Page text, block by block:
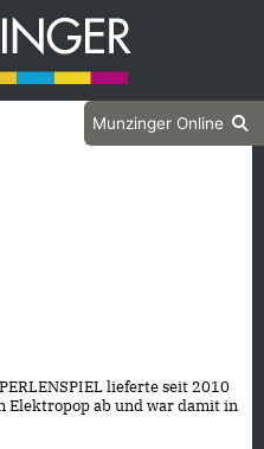
Munzinger Online
lieferte seit 2010
Elektropop ab und war damit in